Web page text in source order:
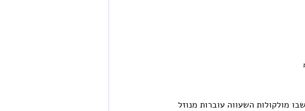
מולקולות השעווה עוברות מנוזל